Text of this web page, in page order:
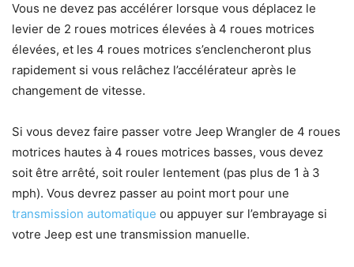
Vous ne devez pas accélérer lorsque vous déplacez le
levier de 2 roues motrices élevées à 4 roues motrices
élevées, et les 4 roues motrices s’enclencheront plus
rapidement si vous relâchez l’accélérateur après le
changement de vitesse.
Si vous devez faire passer votre Jeep Wrangler de 4 roues
motrices hautes à 4 roues motrices basses, vous devez
soit être arrêté, soit rouler lentement (pas plus de 1 à 3
mph). Vous devrez passer au point mort pour une
transmission automatique ou appuyer sur l’embrayage si
votre Jeep est une transmission manuelle.